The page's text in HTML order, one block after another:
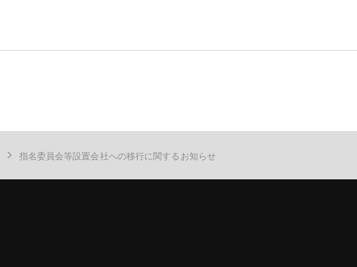
指名委員会等設置会社への移行に関するお知らせ